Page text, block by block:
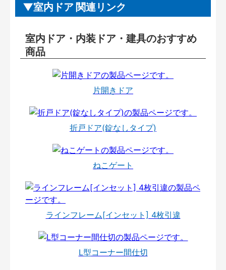
室内ドア 関連リンク
室内ドア・内装ドア・建具のおすすめ
商品
片開きドア
折戸ドア(錠なしタイプ)
ねこゲート
ラインフレーム[インセット] 4枚引違
L型コーナー間仕切